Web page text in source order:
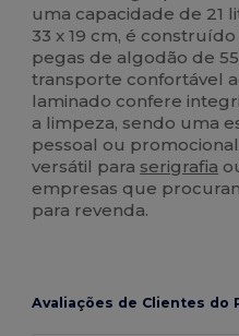
uma capacidade de 21
33 x 19 cm, é
pegas de algodão de
transporte confortável
laminado confere
a limpeza, sendo uma
pessoal ou
versátil para serigrafia
empresas que
para revenda.
Avaliações de Clientes do